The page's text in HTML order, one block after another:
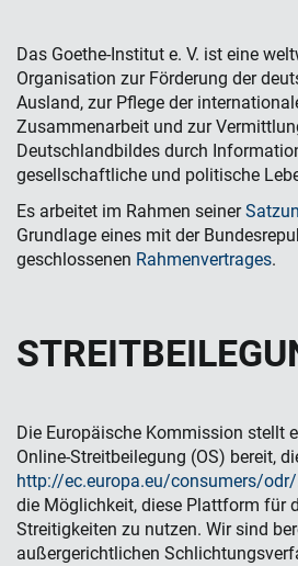
Das Goethe-Institut e. V. ist eine
Organisation zur Förderung der
Ausland, zur Pflege der
Zusammenarbeit und zur
Deutschlandbildes durch
gesellschaftliche und politische
Es arbeitet im Rahmen seiner
Grundlage eines mit der
geschlossenen Rahmenvertrages.
Die Europäische Kommission stellt
Online-Streitbeilegung (OS) bereit,
http://ec.europa.eu/consumers/odr/
die Möglichkeit, diese Plattform für
Streitigkeiten zu nutzen. Wir sind
außergerichtlichen